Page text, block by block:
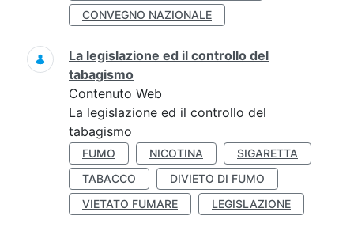
CONVEGNO NAZIONALE
La legislazione ed il controllo del
tabagismo
Contenuto Web
La legislazione ed il controllo del
tabagismo
FUMO NICOTINA
SIGARETTA
TABACCO
DIVIETO DI FUMO
VIETATO FUMARE
LEGISLAZIONE